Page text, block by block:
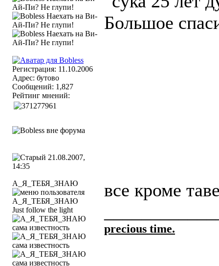
Регистрация: 11.10.2006
Адрес: бутово
Сообщений: 1,827
Рейтинг мнений:
Большое
21.08.2007,
14:35
А_Я_ТЕБЯ_ЗНАЮ
Just follow the light
все кроме
precious time.